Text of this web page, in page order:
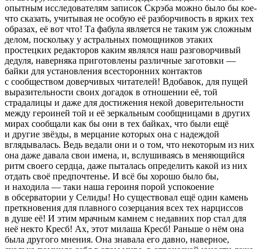
опытным исследователям записок Скрэба можно было бы кое-
что сказать, учитывая не особую её разборчивость в ярких тех
образах, её вот что! Та фабула является не таким уж сложным
делом, поскольку у астральных помощников этаких
простецких редакторов каким являлся наш разговорчивый
дедуля, наверняка приготовлены различные заготовки —
байки для установления всесторонних контактов
с сообществом доверчивых читателей! Вдобавок, для пущей
выразительности своих догадок в отношении её, той
страдалицы и даже для достижения некой доверительности
между героиней той и её зеркальным сообщницами в других
мирах сообщали как бы они в тех байках, что были ещё
и другие звёзды, в мерцание которых она с надеждой
вглядывалась. Ведь ведали они и о том, что некоторым из них
она даже давала свои имена, и, вслушиваясь в меняющийся
ритм своего сердца, даже пыталась определить какой из них
отдать своё предпочтенье. И всё бы хорошо было бы,
и находила — таки наша героиня порой успокоение
в обсерватории у Селиды! Но существовал ещё один камень
преткновения для плавного созерцания всех тех нарциссов
в душе её! И этим мрачным камнем с недавних пор стал для
неё некто Кресб! Ах, этот милаша Кресб! Раньше о нём она
была другого мнения. Она знавала его давно, наверное,